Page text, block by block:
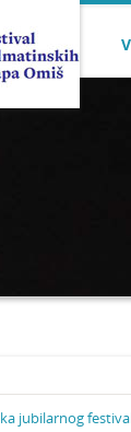
jubilarnog